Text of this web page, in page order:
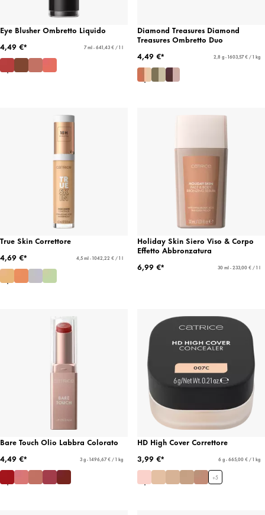
Eye Blusher Ombretto Liquido
4,49 €*
7 ml - 641,43 € / 1 l
Diamond Treasures Diamond
Treasures Ombretto Duo
4,49 €*
2,8 g - 1603,57 € / 1 kg
True Skin Correttore
4,69 €*
4,5 ml - 1042,22 € / 1 l
Holiday Skin Siero Viso & Corpo
Effetto Abbronzatura
6,99 €*
30 ml - 233,00 € / 1 l
Bare Touch Olio Labbra Colorato
4,49 €*
3 g - 1496,67 € / 1 kg
HD High Cover Correttore
3,99 €*
6 g - 665,00 € / 1 kg
+5